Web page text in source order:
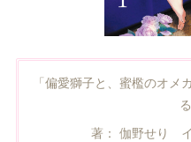
「偏愛獅子と、蜜檻のオ
著： 伽野せり